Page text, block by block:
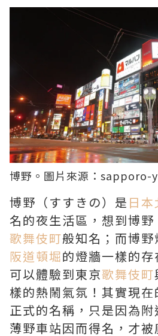
博野。圖片來源： sapporo-
博野（すすきの）是 日
名的夜生活區，想到博野
歌舞伎町般知名；而博
阪道頓堀的燈牆一樣的
可以體驗到東京歌舞伎町
樣的熱鬧氣氛！其實現
正式的名稱，只是因為
薄野車站因而得名，才